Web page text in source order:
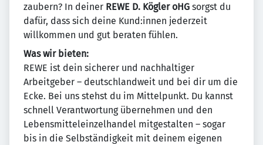
zaubern? In deiner REWE D. Kögler oHG sorgst du
dafür, dass sich deine Kund:innen jederzeit
willkommen und gut beraten fühlen.
Was wir bieten:
REWE ist dein sicherer und nachhaltiger
Arbeitgeber – deutschlandweit und bei dir um die
Ecke. Bei uns stehst du im Mittelpunkt. Du kannst
schnell Verantwortung übernehmen und den
Lebensmitteleinzelhandel mitgestalten – sogar
bis in die Selbständigkeit mit deinem eigenen